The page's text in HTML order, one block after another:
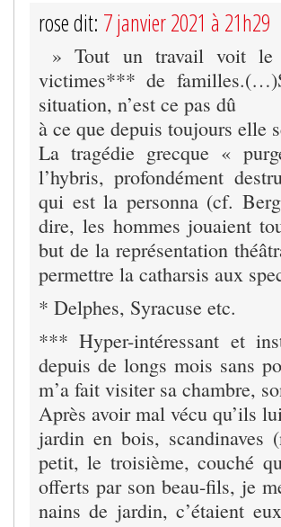
rose dit: 7 janvier 2021 à 21h29
» Tout un travail voit le
victimes*** de
situation, n’est ce pas dû
à ce que depuis toujours elle
La tragédie grecque «
l’hybris, profondément
qui est la personna (cf.
dire, les hommes jouaient
but de la représentation
permettre la catharsis aux
* Delphes, Syracuse etc.
*** Hyper-intéressant et
depuis de longs mois sans
m’a fait visiter sa chambre,
Après avoir mal vécu qu’ils
jardin en bois, scandinaves
petit, le troisième, couché
offerts par son beau-fils, je
nains de jardin, c’étaient